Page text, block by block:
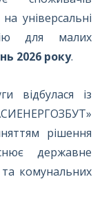
універсальні
для малих
2026 року.
відбулася із
рішення
державне
комунальних